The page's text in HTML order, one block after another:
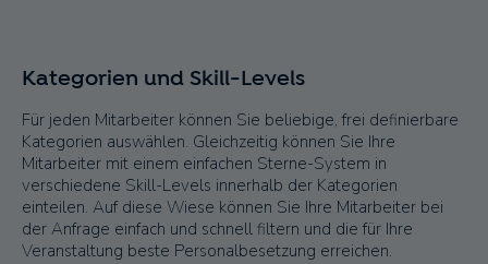
Kategorien und Skill-Levels
Für jeden Mitarbeiter können Sie beliebige, frei definierbare
Kategorien auswählen. Gleichzeitig können Sie Ihre
Mitarbeiter mit einem einfachen Sterne-System in
verschiedene Skill-Levels innerhalb der Kategorien
einteilen. Auf diese Wiese können Sie Ihre Mitarbeiter bei
der Anfrage einfach und schnell filtern und die für Ihre
Veranstaltung beste Personalbesetzung erreichen.